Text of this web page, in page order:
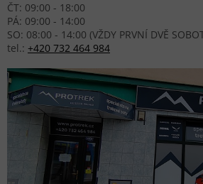
ČT: 09:00 - 18:00
PÁ: 09:00 - 14:00
SO: 08:00 - 14:00 (VŽDY PRVNÍ DVĚ
tel.: +420 732 464 984